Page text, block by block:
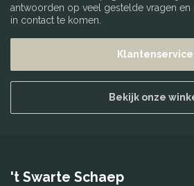
antwoorden op veel gestelde vragen en
in contact te komen.
Klantenservice
Bekijk onze
't Swarte Schaep